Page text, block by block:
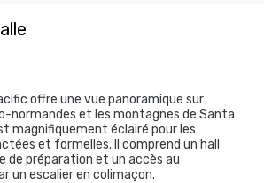
offre une vue panoramique sur
normandes et les montagnes de Santa
magnifiquement éclairé pour les
et formelles. Il comprend un hall
de préparation et un accès au
un escalier en colimaçon.